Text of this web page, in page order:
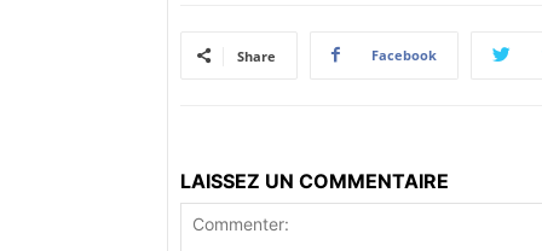
Share Facebook
LAISSEZ UN COMMENTAIRE